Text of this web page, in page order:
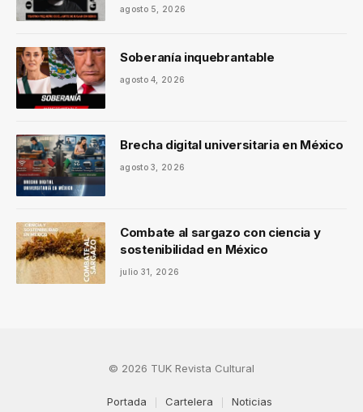
agosto 5, 2026
Soberanía inquebrantable
agosto 4, 2026
Brecha digital universitaria en México
agosto 3, 2026
Combate al sargazo con ciencia y
sostenibilidad en México
julio 31, 2026
© 2026 TUK Revista Cultural
Portada Cartelera Noticias